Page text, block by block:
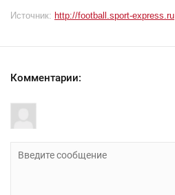
Источник: http://football.sport-express.ru
Комментарии: